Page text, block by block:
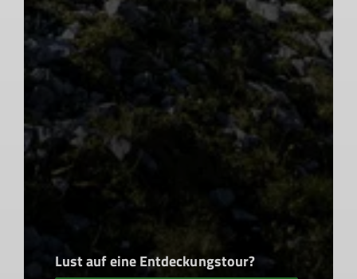
Lust auf eine Entdeckungstour?